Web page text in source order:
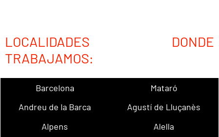
LOCALIDADES DONDE
TRABAJAMOS:
Barcelona
Mataró
Andreu de la Barca
Agustí de Lluçanès
Alpens
Alella